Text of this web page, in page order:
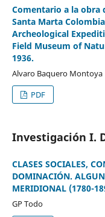
Comentario a la obra
Santa Marta
Archeological
Field Museum of
1936.
Alvaro Baquero Montoya
PDF
Investigación I.
CLASES SOCIALES,
DOMINACIÓN.
MERIDIONAL (1780-
GP Todo